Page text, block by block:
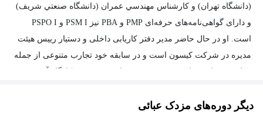
(دانشگاه تهران) و کارشناس مهندسي عمران (دانشگاه صنعتي شريف)
و دارای گواهی‌نامه‌های حرفه‌ای PMP و PBA نیز PSM I و PSPO I
است. او در حال حاضر مدیر دفتر کاریابی داخلی و دستیار رییس هیئت
مدیره در شرکت کیسون است و در سابقه خود تجارب متنوعی از جمله
مدرس دوره‌های آموزشی مجازی مشاور / کارشناس مدیریت پروژه و
دیگر دوره‌های مزدک عبائی